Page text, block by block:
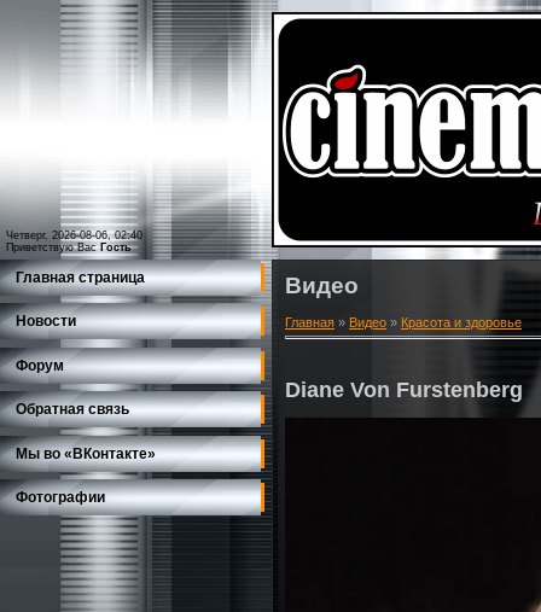
Четверг, 2026-08-06, 02:40
Приветствую Вас Гость
Главная страница
Новости
Форум
Обратная связь
Мы во «ВКонтакте»
Фотографии
Видео
Главная » Видео » Красота и здоровье
Diane Von Furstenberg